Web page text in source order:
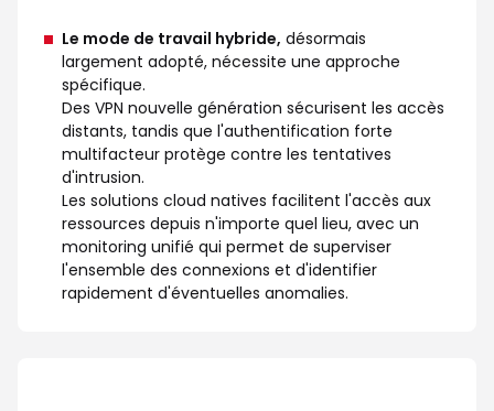
Le mode de travail hybride, désormais
largement adopté, nécessite une approche
spécifique.
Des VPN nouvelle génération sécurisent les accès
distants, tandis que l'authentification forte
multifacteur protège contre les tentatives
d'intrusion.
Les solutions cloud natives facilitent l'accès aux
ressources depuis n'importe quel lieu, avec un
monitoring unifié qui permet de superviser
l'ensemble des connexions et d'identifier
rapidement d'éventuelles anomalies.